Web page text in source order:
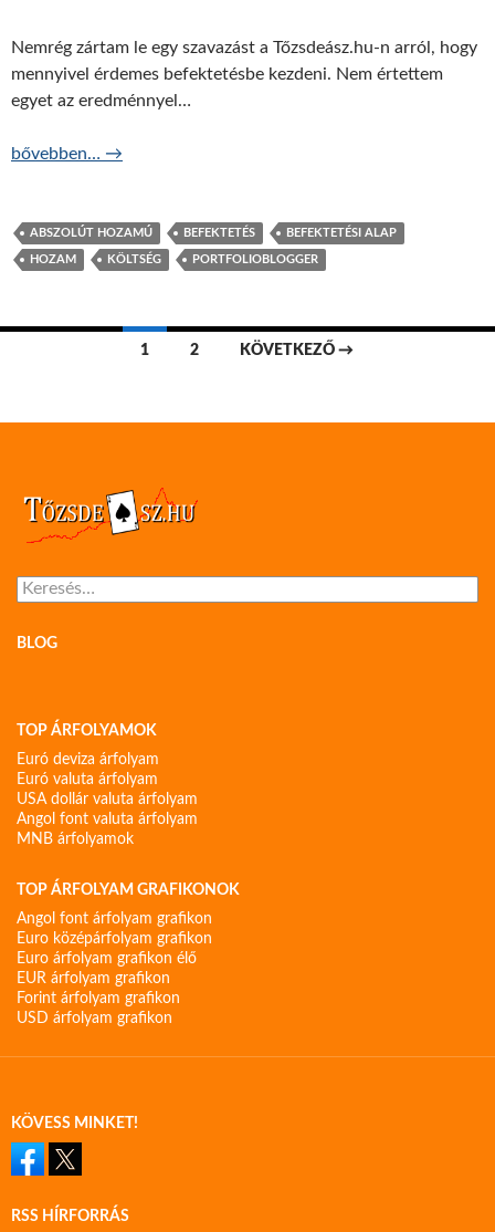
Nemrég zártam le egy szavazást a Tőzsdeász.hu-n arról, hogy
mennyivel érdemes befektetésbe kezdeni. Nem értettem
egyet az eredménnyel…
Befektetés millión innen, avagy mennyivel kezdjem?
bővebben… →
ABSZOLÚT HOZAMÚ BEFEKTETÉS BEFEKTETÉSI ALAP
HOZAM KÖLTSÉG PORTFOLIOBLOGGER
Bejegyzések1 2 KÖVETKEZŐ →
Keresés:
BLOG
TOP ÁRFOLYAMOK
Euró deviza árfolyam
Euró valuta árfolyam
USA dollár valuta árfolyam
Angol font valuta árfolyam
MNB árfolyamok
TOP ÁRFOLYAM GRAFIKONOK
Angol font árfolyam grafikon
Euro középárfolyam grafikon
Euro árfolyam grafikon élő
EUR árfolyam grafikon
Forint árfolyam grafikon
USD árfolyam grafikon
KÖVESS MINKET!
RSS HÍRFORRÁS